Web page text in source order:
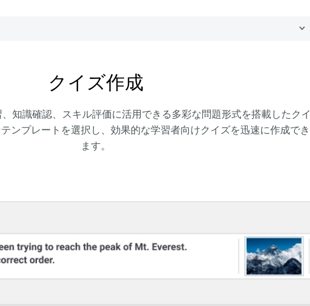
クイズ作成
知識確認、スキル評価に活用できる多彩な問題形式を搭載したクイ
ンプレートを選択し、効果的な学習者向けクイズを迅速に作成でき
ます。